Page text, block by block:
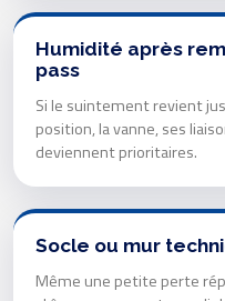
Humidité après
pass
Si le suintement revient
position, la vanne, ses
deviennent prioritaires.
Socle ou mur
Même une petite perte